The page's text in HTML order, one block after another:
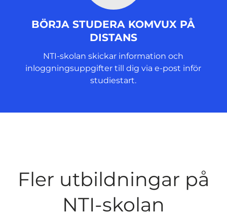
BÖRJA STUDERA KOMVUX PÅ
DISTANS
NTI-skolan skickar information och
inloggningsuppgifter till dig via e-post inför
studiestart.
Fler utbildningar på
NTI-skolan